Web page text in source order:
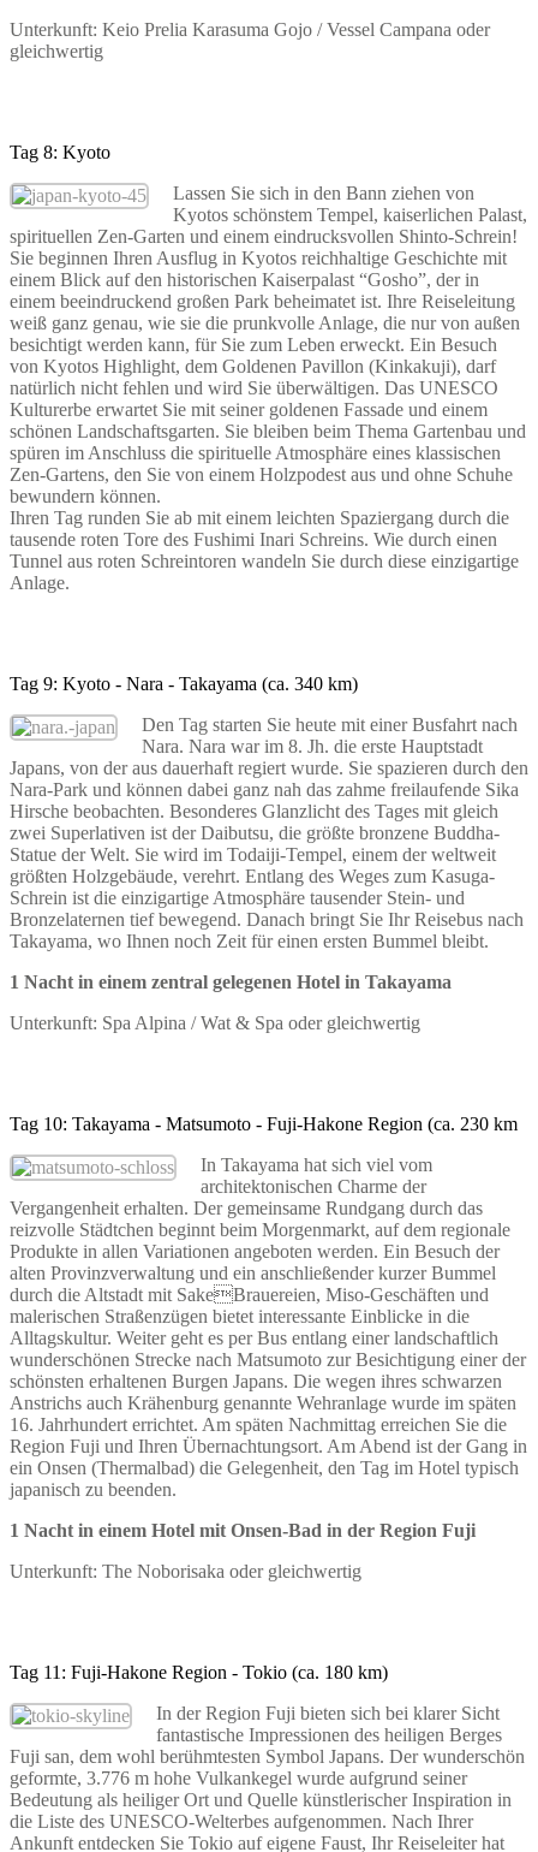
Unterkunft: Keio Prelia Karasuma Gojo / Vessel Campana oder
gleichwertig
Tag 8: Kyoto
Lassen Sie sich in den Bann ziehen von
Kyotos schönstem Tempel, kaiserlichen Palast,
spirituellen Zen-Garten und einem eindrucksvollen Shinto-Schrein!
Sie beginnen Ihren Ausflug in Kyotos reichhaltige Geschichte mit
einem Blick auf den historischen Kaiserpalast “Gosho”, der in
einem beeindruckend großen Park beheimatet ist. Ihre Reiseleitung
weiß ganz genau, wie sie die prunkvolle Anlage, die nur von außen
besichtigt werden kann, für Sie zum Leben erweckt. Ein Besuch
von Kyotos Highlight, dem Goldenen Pavillon (Kinkakuji), darf
natürlich nicht fehlen und wird Sie überwältigen. Das UNESCO
Kulturerbe erwartet Sie mit seiner goldenen Fassade und einem
schönen Landschaftsgarten. Sie bleiben beim Thema Gartenbau und
spüren im Anschluss die spirituelle Atmosphäre eines klassischen
Zen-Gartens, den Sie von einem Holzpodest aus und ohne Schuhe
bewundern können.
Ihren Tag runden Sie ab mit einem leichten Spaziergang durch die
tausende roten Tore des Fushimi Inari Schreins. Wie durch einen
Tunnel aus roten Schreintoren wandeln Sie durch diese einzigartige
Anlage.
Tag 9: Kyoto - Nara - Takayama (ca. 340 km)
Den Tag starten Sie heute mit einer Busfahrt nach
Nara. Nara war im 8. Jh. die erste Hauptstadt
Japans, von der aus dauerhaft regiert wurde. Sie spazieren durch den
Nara-Park und können dabei ganz nah das zahme freilaufende Sika
Hirsche beobachten. Besonderes Glanzlicht des Tages mit gleich
zwei Superlativen ist der Daibutsu, die größte bronzene Buddha-
Statue der Welt. Sie wird im Todaiji-Tempel, einem der weltweit
größten Holzgebäude, verehrt. Entlang des Weges zum Kasuga-
Schrein ist die einzigartige Atmosphäre tausender Stein- und
Bronzelaternen tief bewegend. Danach bringt Sie Ihr Reisebus nach
Takayama, wo Ihnen noch Zeit für einen ersten Bummel bleibt.
1 Nacht in einem zentral gelegenen Hotel in Takayama
Unterkunft: Spa Alpina / Wat & Spa oder gleichwertig
Tag 10: Takayama - Matsumoto - Fuji-Hakone Region (ca. 230 km
In Takayama hat sich viel vom
architektonischen Charme der
Vergangenheit erhalten. Der gemeinsame Rundgang durch das
reizvolle Städtchen beginnt beim Morgenmarkt, auf dem regionale
Produkte in allen Variationen angeboten werden. Ein Besuch der
alten Provinzverwaltung und ein anschließender kurzer Bummel
durch die Altstadt mit SakeBrauereien, Miso-Geschäften und
malerischen Straßenzügen bietet interessante Einblicke in die
Alltagskultur. Weiter geht es per Bus entlang einer landschaftlich
wunderschönen Strecke nach Matsumoto zur Besichtigung einer der
schönsten erhaltenen Burgen Japans. Die wegen ihres schwarzen
Anstrichs auch Krähenburg genannte Wehranlage wurde im späten
16. Jahrhundert errichtet. Am späten Nachmittag erreichen Sie die
Region Fuji und Ihren Übernachtungsort. Am Abend ist der Gang in
ein Onsen (Thermalbad) die Gelegenheit, den Tag im Hotel typisch
japanisch zu beenden.
1 Nacht in einem Hotel mit Onsen-Bad in der Region Fuji
Unterkunft: The Noborisaka oder gleichwertig
Tag 11: Fuji-Hakone Region - Tokio (ca. 180 km)
In der Region Fuji bieten sich bei klarer Sicht
fantastische Impressionen des heiligen Berges
Fuji san, dem wohl berühmtesten Symbol Japans. Der wunderschön
geformte, 3.776 m hohe Vulkankegel wurde aufgrund seiner
Bedeutung als heiliger Ort und Quelle künstlerischer Inspiration in
die Liste des UNESCO-Welterbes aufgenommen. Nach Ihrer
Ankunft entdecken Sie Tokio auf eigene Faust, Ihr Reiseleiter hat